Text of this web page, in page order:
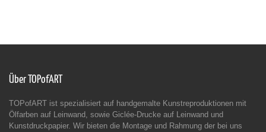
Über TOPofART
TOPofART ist spezialisiert auf handgemalte Kunstreproduktionen mit
Ölfarben auf Leinwand, sowie Giclée-Drucke auf Leinwand und
Kunstdruckpapier. Wir bieten die Montage und Rahmung der bei uns